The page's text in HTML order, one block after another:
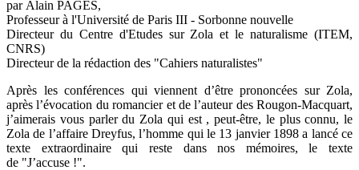
par Alain PAGÈS,
Professeur à l'Université de Paris III - Sorbonne nouvelle
Directeur du Centre d'Etudes sur Zola et le naturalisme (ITEM,
CNRS)
Directeur de la rédaction des "Cahiers naturalistes"
Après les conférences qui viennent d’être prononcées sur Zola,
après l’évocation du romancier et de l’auteur des Rougon-Macquart,
j’aimerais vous parler du Zola qui est , peut-être, le plus connu, le
Zola de l’affaire Dreyfus, l’homme qui le 13 janvier 1898 a lancé ce
texte extraordinaire qui reste dans nos mémoires, le texte
de "J’accuse !".